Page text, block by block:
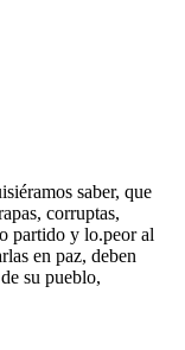
saber, que
corruptas,
partido y lo.peor al
en paz, deben
su pueblo,